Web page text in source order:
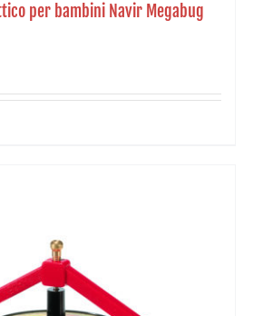
per bambini Navir Megabug